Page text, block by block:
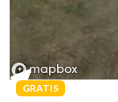
GRATIS